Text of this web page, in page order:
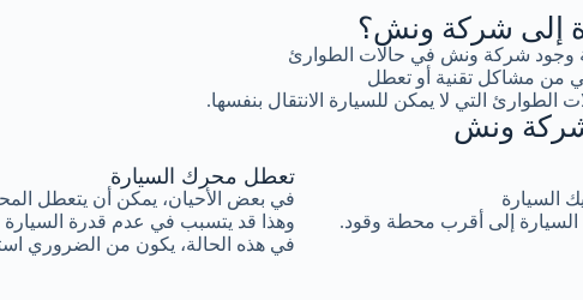
إلى شركة ونش؟
وجود شركة ونش في حالات الطوارئ
من مشاكل تقنية أو تعطل
التي لا يمكن للسيارة الانتقال بنفسها.
شركة ونش
تعطل محرك السيارة
في بعض الأحيان، يمكن أن يتعطل
وهذا قد يتسبب في عدم قدرة السيارة
في هذه الحالة، يكون من الضروري
السيارة
السيارة إلى أقرب محطة وقود.